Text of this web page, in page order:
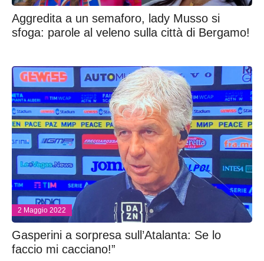
Aggredita a un semaforo, lady Musso si
sfoga: parole al veleno sulla città di Bergamo!
2 Maggio 2022
Gasperini a sorpresa sull’Atalanta: Se lo
faccio mi cacciano!”